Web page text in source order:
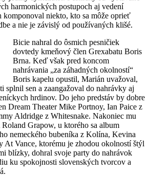
harmonických postupoch aj vedení
komponoval niekto, kto sa môže oprieť
a nie je závislý od používaných klišé.
Bicie nahral do ôsmich pesničiek
dovtedy kmeňový člen Grexabatu Boris
Brna. Keď však pred koncom
nahrávania „za záhadných okolností“
Boris kapelu opustil, Marián uvažoval,
splnil sen a zaangažoval do nahrávky aj
hrdinov. Do jeho predstáv by dobre
Dream Theater Mike Portnoy, Ian Paice z
Aldridge z Whitesnake. Nakoniec mu
Grapow, u ktorého sa album
nemeckého bubeníka z Kolína, Kevina
At Vance, ktorému je zhodou okolností štýl
blízky, dohral svoje party do nahrávok
ku spokojnosti slovenských tvorcov a